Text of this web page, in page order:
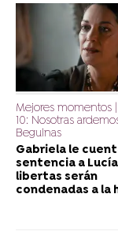
Mejores momentos
10: Nosotras ardemos
Beguinas
Gabriela le
sentencia a
libertas serán
condenadas a la